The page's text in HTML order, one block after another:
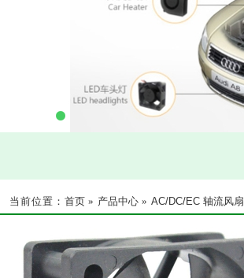
当前位置： 首页 » 产品中心 » AC/DC/EC 轴流风扇